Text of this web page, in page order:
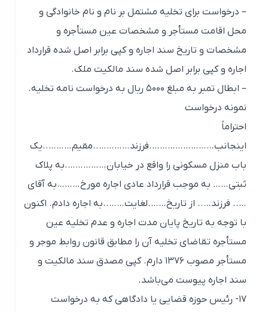
– درخواست برای تخلیه مشتمل بر نام و نام خانوادگی و
محل اقامت مستأجر و مشخصات عین مستأجره و
مشخصات و تاریخ سند اجاره و کپی برابر اصل شده قرارداد
اجاره و کپی برابر اصل شده سند مالکیت ملک.
– ابطال تمبر به مبلغ ۵۰۰۰ ریال به درخواست نامه تخلیه.
نمونه درخواست
احتراماً
اینجانب…………………….فرزند…………..مقیم………..یک
باب منزل مسکونی را واقع در خیابان…………….به پلاک
ثبتی…… به موجب قرارداد عادی اجاره مورخ………به آقای
….. فرزند….. از تاریخ…….لغایت……..به اجاره دادم. اکنون
با توجه به تاریخ پایان مدت اجاره و عدم تخلیه عین
مستأجره تقاضای تخلیه آن را مطابق قانون روابط موجر و
مستأجر مصوب ۱۳۷۶ دارم. کپی مصدق سند مالکیت و
سند اجاره پیوست می‌باشد.
۱۷- رئیس حوزه قضایی یا دادگاهی که به درخواست